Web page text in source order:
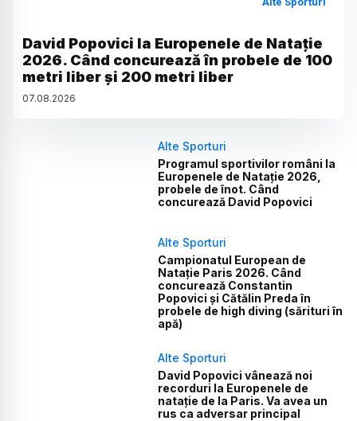
David Popovici la Europenele de Natație
2026. Când concurează în probele de 100
metri liber și 200 metri liber
07.08.2026
Alte Sporturi
Programul sportivilor români la
Europenele de Natație 2026,
probele de înot. Când
concurează David Popovici
Alte Sporturi
Campionatul European de
Natație Paris 2026. Când
concurează Constantin
Popovici și Cătălin Preda în
probele de high diving (sărituri în
apă)
Alte Sporturi
David Popovici vânează noi
recorduri la Europenele de
natație de la Paris. Va avea un
rus ca adversar principal